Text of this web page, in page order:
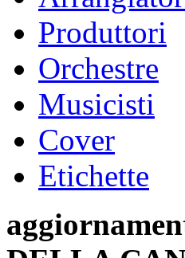
Produttori
Orchestre
Musicisti
Cover
Etichette